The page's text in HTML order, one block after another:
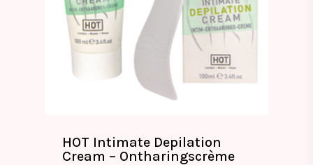
HOT Intimate Depilation
Cream – Ontharingscrème